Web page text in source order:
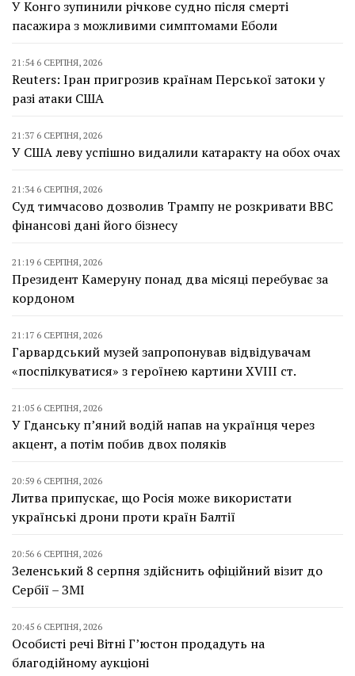
У Конго зупинили річкове судно після смерті
пасажира з можливими симптомами Еболи
21:54 6 СЕРПНЯ, 2026
Reuters: Іран пригрозив країнам Перської затоки у
разі атаки США
21:37 6 СЕРПНЯ, 2026
У США леву успішно видалили катаракту на обох очах
21:34 6 СЕРПНЯ, 2026
Суд тимчасово дозволив Трампу не розкривати BBC
фінансові дані його бізнесу
21:19 6 СЕРПНЯ, 2026
Президент Камеруну понад два місяці перебуває за
кордоном
21:17 6 СЕРПНЯ, 2026
Гарвардський музей запропонував відвідувачам
«поспілкуватися» з героїнею картини XVIII ст.
21:05 6 СЕРПНЯ, 2026
У Гданську п’яний водій напав на українця через
акцент, а потім побив двох поляків
20:59 6 СЕРПНЯ, 2026
Литва припускає, що Росія може використати
українські дрони проти країн Балтії
20:56 6 СЕРПНЯ, 2026
Зеленський 8 серпня здійснить офіційний візит до
Сербії – ЗМІ
20:45 6 СЕРПНЯ, 2026
Особисті речі Вітні Г’юстон продадуть на
благодійному аукціоні